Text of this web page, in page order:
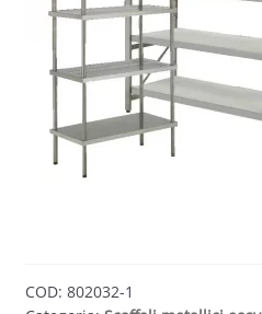
COD: 802032-1